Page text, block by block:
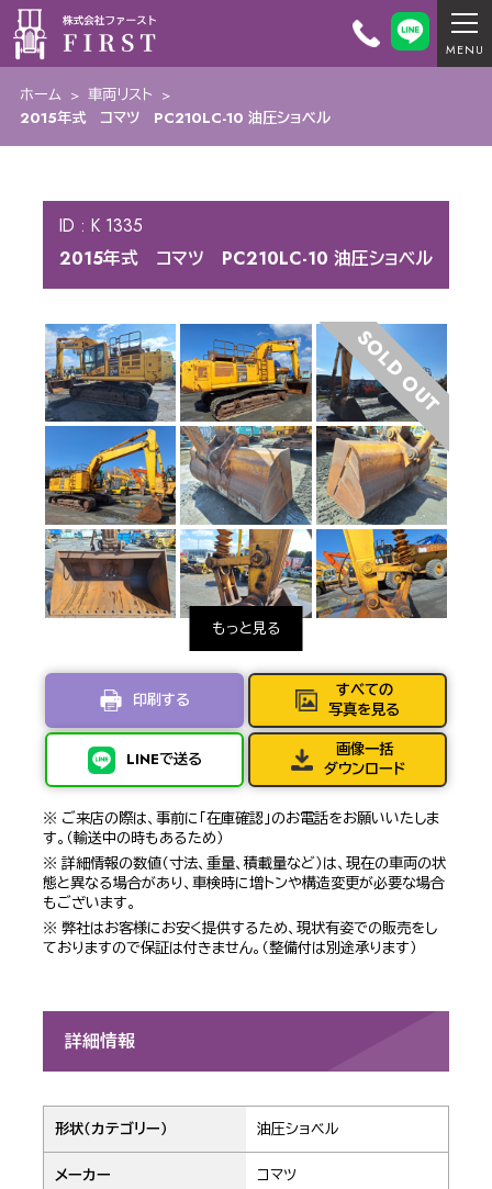
ホーム > 車両リスト >
2015年式 コマツ PC210LC-10 油圧ショベル
ID : K 1335
2015年式 コマツ PC210LC-10 油圧ショベル
SOLD OUT
印刷する
LINEで送る
すべての
写真を見る
画像一括
ダウンロード
※ ご来店の際は、事前に「在庫確認」のお電話をお願いいたしま
す。（輸送中の時もあるため）
※ 詳細情報の数値（寸法、重量、積載量など）は、現在の車両の状
態と異なる場合があり、車検時に増トンや構造変更が必要な場合
もございます。
※ 弊社はお客様にお安く提供するため、現状有姿での販売をし
ておりますので保証は付きません。（整備付は別途承ります）
詳細情報
形状（カテゴリー） 油圧ショベル
メーカー コマツ